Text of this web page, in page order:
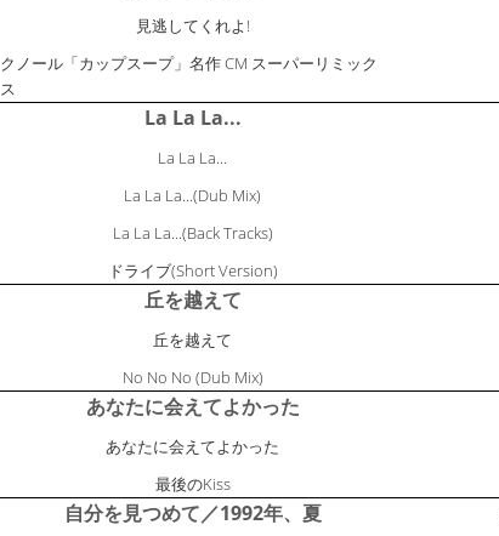
見逃してくれよ!
クノール「カップスープ」名作 CM スーパーリミック
ス
La La La...
La La La...
La La La...(Dub Mix)
La La La...(Back Tracks)
ドライブ(Short Version)
丘を越えて
丘を越えて
No No No (Dub Mix)
あなたに会えてよかった
あなたに会えてよかった
最後のKiss
自分を見つめて／1992年、夏